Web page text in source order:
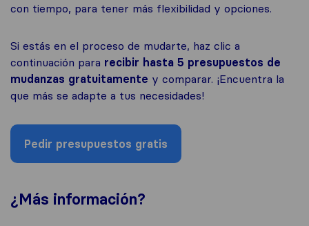
con tiempo, para tener más flexibilidad y opciones.
Si estás en el proceso de mudarte, haz clic a
continuación para recibir hasta 5 presupuestos de
mudanzas gratuitamente y comparar. ¡Encuentra la
que más se adapte a tus necesidades!
Pedir presupuestos gratis
¿Más información?